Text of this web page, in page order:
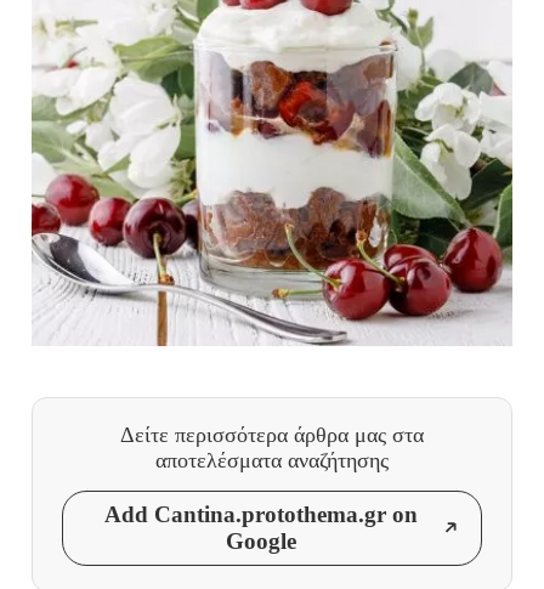
Δείτε περισσότερα άρθρα μας στα
αποτελέσματα αναζήτησης
Add Cantina.protothema.gr on
Google